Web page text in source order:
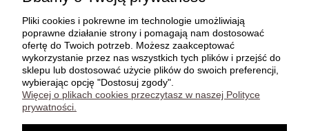
MOJE KONTO
PŁATNOŚCI I DOSTAWA
INFORMACJE
Pliki cookies i pokrewne im technologie umożliwiają
poprawne działanie strony i pomagają nam dostosować
ofertę do Twoich potrzeb. Możesz zaakceptować
wykorzystanie przez nas wszystkich tych plików i przejść do
sklepu lub dostosować użycie plików do swoich preferencji,
wybierając opcję "Dostosuj zgody".
Więcej o plikach cookies przeczytasz w naszej Polityce
prywatności.